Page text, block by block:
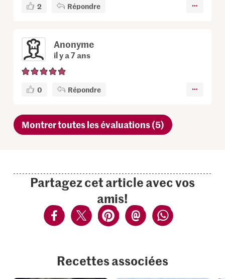
2 Répondre
Anonyme
il y a 7 ans
0 Répondre
Montrer toutes les évaluations (5)
Partagez cet article avec vos
amis!
Recettes associées